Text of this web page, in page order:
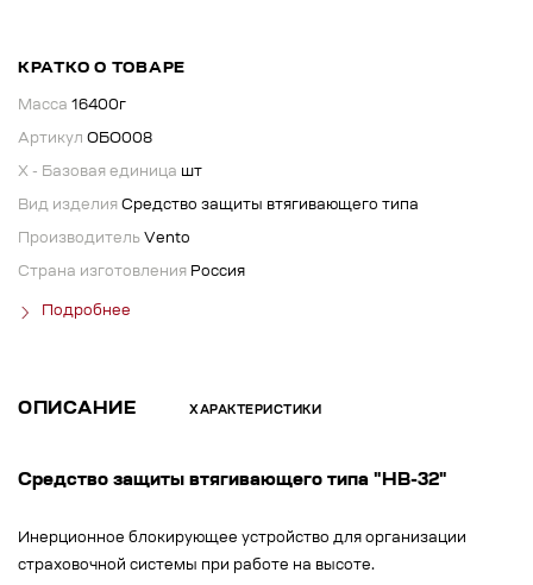
КРАТКО О ТОВАРЕ
Масса 16400г
Артикул ОБО008
X - Базовая единица шт
Вид изделия Средство защиты втягивающего типа
Производитель Vento
Страна изготовления Россия
Подробнее
ОПИСАНИЕ ХАРАКТЕРИСТИКИ
Средство защиты втягивающего типа "НВ-32"
Инерционное блокирующее устройство для организации
страховочной системы при работе на высоте.